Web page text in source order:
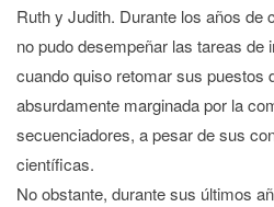
Ruth y Judith. Durante los años de
no pudo desempeñar las tareas de
cuando quiso retomar sus puestos
absurdamente marginada por la
secuenciadores, a pesar de sus
científicas.
No obstante, durante sus últimos